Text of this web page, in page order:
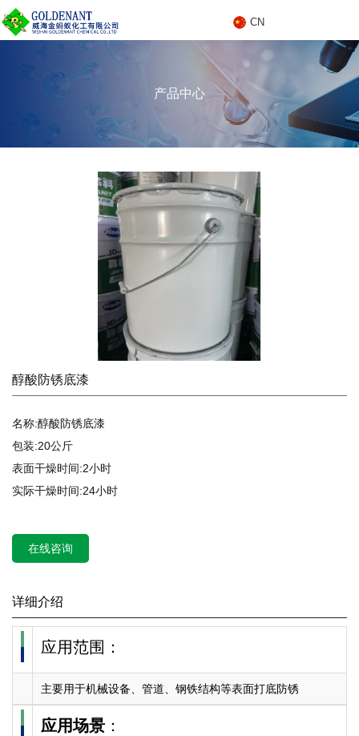
C
CN
产品中心
产品中心
醇酸防锈底漆
名称:醇酸防锈底漆
包装:20公斤
表面干燥时间:2小时
实际干燥时间:24小时
在线咨询
详细介绍
应用范围：
主要用于机械设备、管道、钢铁结构等表面打底防锈
应用场景 ：